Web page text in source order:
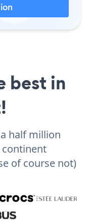
best in
half million
continent
of course not)